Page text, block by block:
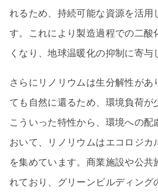
れるため、持続可能な資源を活用
す。これにより製造過程での二酸
くなり、地球温暖化の抑制に寄与
さらにリノリウムは生分解性があ
ても自然に還るため、環境負荷が
こういった特性から、環境への配
おいて、リノリウムはエコロジカ
を集めています。商業施設や公共
れており、グリーンビルディング